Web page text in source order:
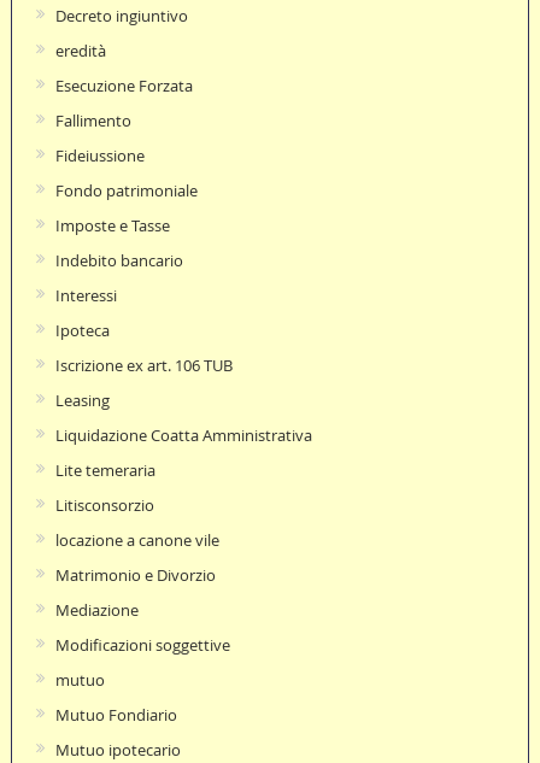
Decreto ingiuntivo
eredità
Esecuzione Forzata
Fallimento
Fideiussione
Fondo patrimoniale
Imposte e Tasse
Indebito bancario
Interessi
Ipoteca
Iscrizione ex art. 106 TUB
Leasing
Liquidazione Coatta Amministrativa
Lite temeraria
Litisconsorzio
locazione a canone vile
Matrimonio e Divorzio
Mediazione
Modificazioni soggettive
mutuo
Mutuo Fondiario
Mutuo ipotecario